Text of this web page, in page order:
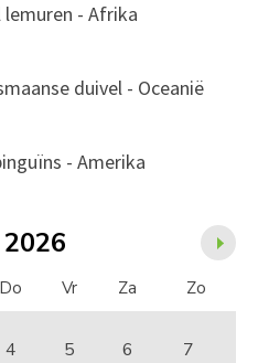
lemuren - Afrika
duivel - Oceanië
- Amerika
Do Vr Za Zo
4 5 6
7